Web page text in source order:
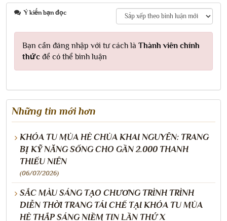
Ý kiến bạn đọc
Bạn cần đăng nhập với tư cách là Thành viên chính
thức để có thể bình luận
Những tin mới hơn
KHÓA TU MÙA HÈ CHÙA KHAI NGUYÊN: TRANG
BỊ KỸ NĂNG SỐNG CHO GẦN 2.000 THANH
THIẾU NIÊN
(06/07/2026)
SẮC MÀU SÁNG TẠO CHƯƠNG TRÌNH TRÌNH
DIỄN THỜI TRANG TÁI CHẾ TẠI KHÓA TU MÙA
HÈ THẮP SÁNG NIỀM TIN LẦN THỨ X